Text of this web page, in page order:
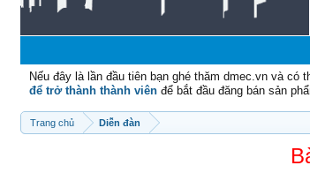
Nếu đây là lần đầu tiên bạn ghé thăm dmec.vn và có
để trở thành thành viên để bắt đầu đăng bán sản
Trang chủ Diễn đàn